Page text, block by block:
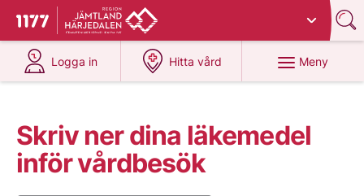
Till startsidan för 1177
Du har valt region
Logga in
på 1177.se
Hitta vård
på 1177.se
Meny
Skriv ner dina läkemedel
inför vårdbesök